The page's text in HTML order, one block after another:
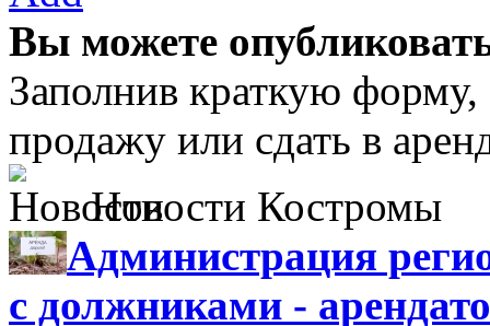
Вы можете
Заполнив краткую
продажу или сдать в
Новости Костромы
Администрация
с должниками -